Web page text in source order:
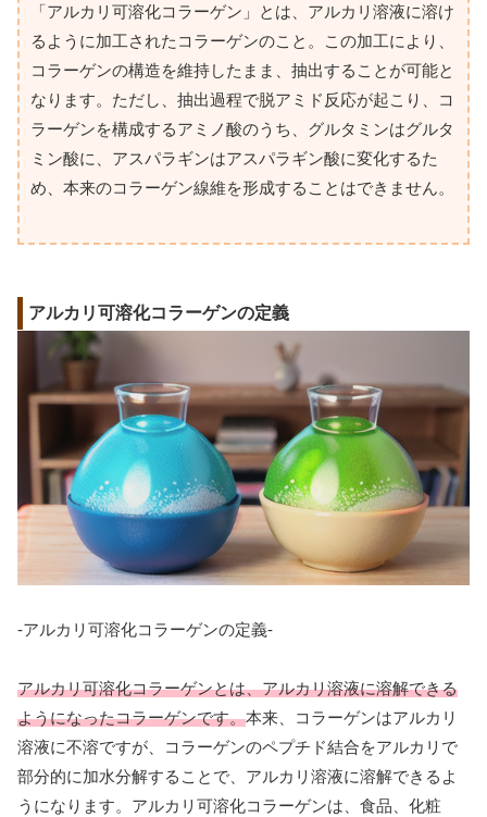
「アルカリ可溶化コラーゲン」とは、アルカリ溶液に溶け
るように加工されたコラーゲンのこと。この加工により、
コラーゲンの構造を維持したまま、抽出することが可能と
なります。ただし、抽出過程で脱アミド反応が起こり、コ
ラーゲンを構成するアミノ酸のうち、グルタミンはグルタ
ミン酸に、アスパラギンはアスパラギン酸に変化するた
め、本来のコラーゲン線維を形成することはできません。
アルカリ可溶化コラーゲンの定義
-アルカリ可溶化コラーゲンの定義-
アルカリ可溶化コラーゲンとは、アルカリ溶液に溶解できる
ようになったコラーゲンです。本来、コラーゲンはアルカリ
溶液に不溶ですが、コラーゲンのペプチド結合をアルカリで
部分的に加水分解することで、アルカリ溶液に溶解できるよ
うになります。アルカリ可溶化コラーゲンは、食品、化粧